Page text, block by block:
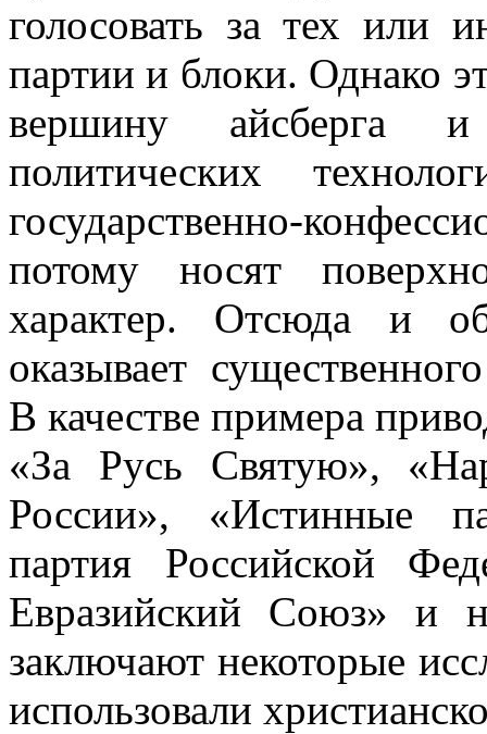
голосовать за тех или
партии и блоки. Однако
вершину айсберга
политических
государственно-
потому носят
характер. Отсюда и
оказывает
В качестве примера
«За Русь Святую»,
России», «Истинные
партия Российской
Евразийский Союз» и
заключают некоторые
использовали